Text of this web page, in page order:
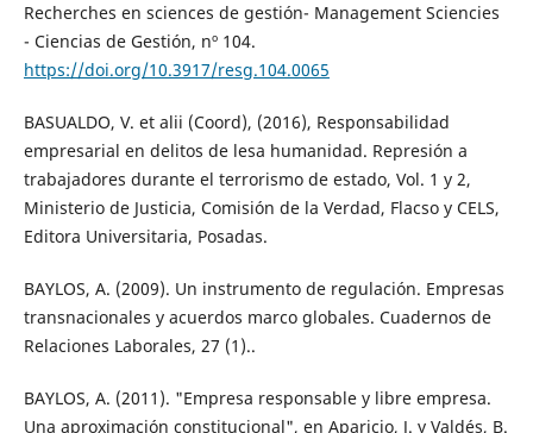
Recherches en sciences de gestión- Management Sciencies
- Ciencias de Gestión, nº 104.
https://doi.org/10.3917/resg.104.0065
BASUALDO, V. et alii (Coord), (2016), Responsabilidad
empresarial en delitos de lesa humanidad. Represión a
trabajadores durante el terrorismo de estado, Vol. 1 y 2,
Ministerio de Justicia, Comisión de la Verdad, Flacso y CELS,
Editora Universitaria, Posadas.
BAYLOS, A. (2009). Un instrumento de regulación. Empresas
transnacionales y acuerdos marco globales. Cuadernos de
Relaciones Laborales, 27 (1)..
BAYLOS, A. (2011). "Empresa responsable y libre empresa.
Una aproximación constitucional", en Aparicio, J. y Valdés, B.